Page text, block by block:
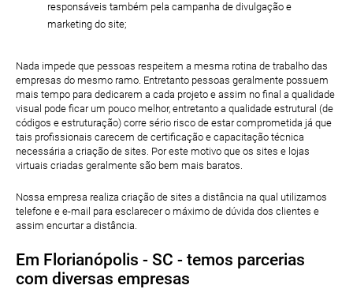
responsáveis também pela campanha de divulgação e
marketing do site;
Nada impede que pessoas respeitem a mesma rotina de trabalho das
empresas do mesmo ramo. Entretanto pessoas geralmente possuem
mais tempo para dedicarem a cada projeto e assim no final a qualidade
visual pode ficar um pouco melhor, entretanto a qualidade estrutural (de
códigos e estruturação) corre sério risco de estar comprometida já que
tais profissionais carecem de certificação e capacitação técnica
necessária a criação de sites. Por este motivo que os sites e lojas
virtuais criadas geralmente são bem mais baratos.
Nossa empresa realiza criação de sites a distância na qual utilizamos
telefone e e-mail para esclarecer o máximo de dúvida dos clientes e
assim encurtar a distância.
Em Florianópolis - SC - temos parcerias
com diversas empresas